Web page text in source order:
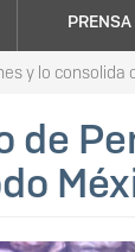
y lo
de